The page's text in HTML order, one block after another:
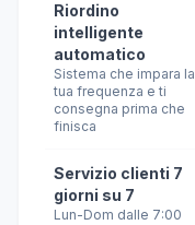
Riordino
intelligente
automatico
Sistema che impara la
tua frequenza e ti
consegna prima che
finisca
Servizio clienti 7
giorni su 7
Lun-Dom dalle 7:00